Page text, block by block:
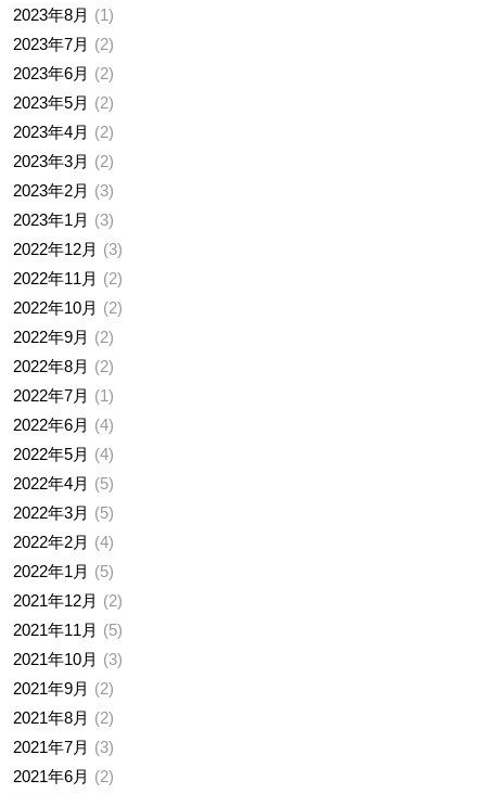
2023年8月
1
2023年7月
2
2023年6月
2
2023年5月
2
2023年4月
2
2023年3月
2
2023年2月
3
2023年1月
3
2022年12月
3
2022年11月
2
2022年10月
2
2022年9月
2
2022年8月
2
2022年7月
1
2022年6月
4
2022年5月
4
2022年4月
5
2022年3月
5
2022年2月
4
2022年1月
5
2021年12月
2
2021年11月
5
2021年10月
3
2021年9月
2
2021年8月
2
2021年7月
3
2021年6月
2